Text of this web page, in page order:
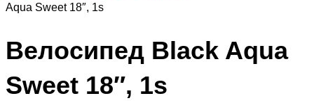
Aqua Sweet 18″, 1s
Велосипед Black Aqua
Sweet 18″, 1s